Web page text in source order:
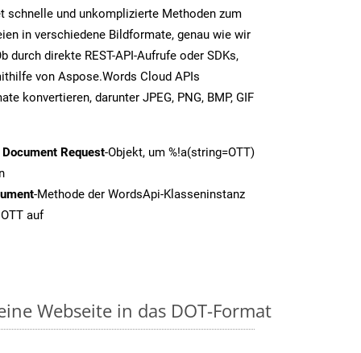
schnelle und unkomplizierte Methoden zum
in verschiedene Bildformate, genau wie wir
durch direkte REST-API-Aufrufe oder SDKs,
von Aspose.Words Cloud APIs
konvertieren, darunter JPEG, PNG, BMP, GIF
Request-Objekt, um %!a(string=OTT)
-Methode der WordsApi-Klasseninstanz
auf
Webseite in das DOT-Format